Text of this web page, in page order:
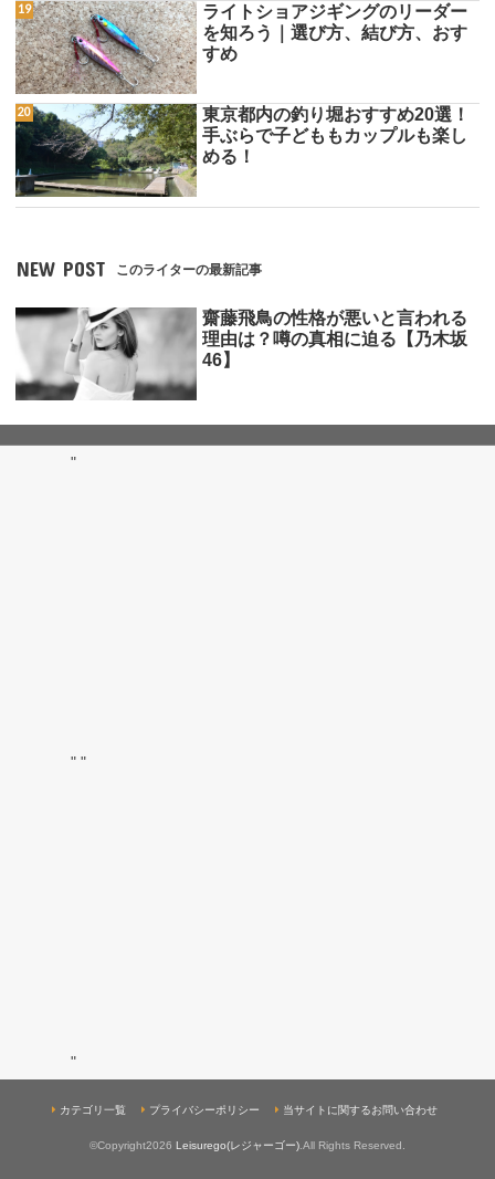
ライトショアジギングのリーダー
を知ろう｜選び方、結び方、おす
すめ
東京都内の釣り堀おすすめ20選！
手ぶらで子どももカップルも楽し
める！
NEW POST このライターの最新記事
齋藤飛鳥の性格が悪いと言われる
理由は？噂の真相に迫る【乃木坂
46】
"
" "
"
カテゴリ一覧 プライバシーポリシー 当サイトに関するお問い合わせ
©Copyright2026 Leisurego(レジャーゴー) .All Rights Reserved.